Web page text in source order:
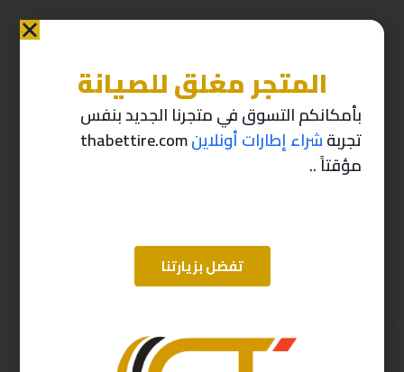
منتجات ذات صله
( شامل الضريبة )
-10%
613ر.س 552
المتجر مغلق للصيانة
بأمكانكم التسوق في متجرنا الجديد بنفس
تجربةشراء إطارات أونلاينthabettire.com
مؤقتاً ..
تفضل بزيارتنا